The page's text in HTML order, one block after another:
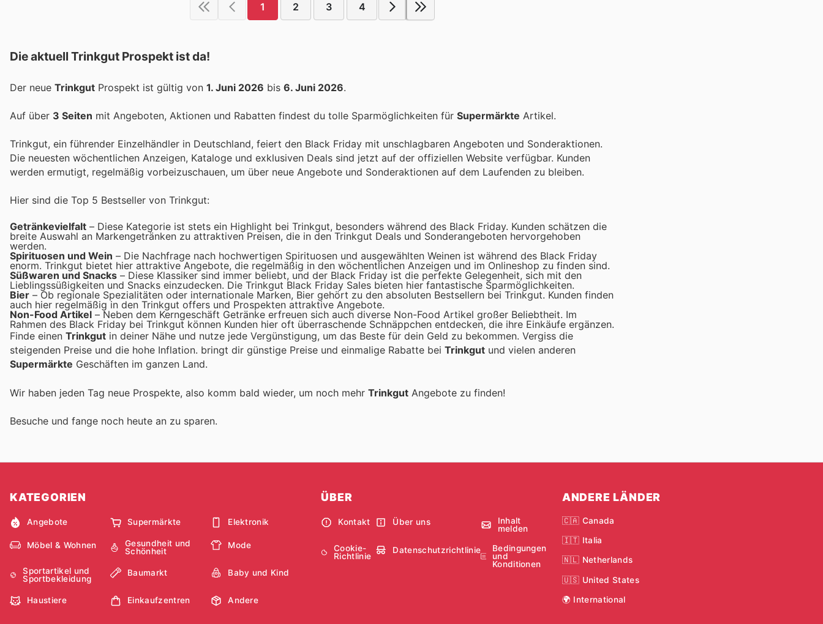
1 2 3 4
Die aktuell Trinkgut Prospekt ist da!
Der neue Trinkgut Prospekt ist gültig von 1. Juni 2026 bis 6. Juni 2026.
Auf über 3 Seiten mit Angeboten, Aktionen und Rabatten findest du tolle Sparmöglichkeiten für Supermärkte Artikel.
Trinkgut, ein führender Einzelhändler in Deutschland, feiert den Black Friday mit unschlagbaren Angeboten und Sonderaktionen.
Die neuesten wöchentlichen Anzeigen, Kataloge und exklusiven Deals sind jetzt auf der offiziellen Website verfügbar. Kunden
werden ermutigt, regelmäßig vorbeizuschauen, um über neue Angebote und Sonderaktionen auf dem Laufenden zu bleiben.
Hier sind die Top 5 Bestseller von Trinkgut:
Getränkevielfalt – Diese Kategorie ist stets ein Highlight bei Trinkgut, besonders während des Black Friday. Kunden schätzen die
breite Auswahl an Markengetränken zu attraktiven Preisen, die in den Trinkgut Deals und Sonderangeboten hervorgehoben
werden.
Spirituosen und Wein – Die Nachfrage nach hochwertigen Spirituosen und ausgewählten Weinen ist während des Black Friday
enorm. Trinkgut bietet hier attraktive Angebote, die regelmäßig in den wöchentlichen Anzeigen und im Onlineshop zu finden sind.
Süßwaren und Snacks – Diese Klassiker sind immer beliebt, und der Black Friday ist die perfekte Gelegenheit, sich mit den
Lieblingssüßigkeiten und Snacks einzudecken. Die Trinkgut Black Friday Sales bieten hier fantastische Sparmöglichkeiten.
Bier – Ob regionale Spezialitäten oder internationale Marken, Bier gehört zu den absoluten Bestsellern bei Trinkgut. Kunden finden
auch hier regelmäßig in den Trinkgut offers und Prospekten attraktive Angebote.
Non-Food Artikel – Neben dem Kerngeschäft Getränke erfreuen sich auch diverse Non-Food Artikel großer Beliebtheit. Im
Rahmen des Black Friday bei Trinkgut können Kunden hier oft überraschende Schnäppchen entdecken, die ihre Einkäufe ergänzen.
Finde einen Trinkgut in deiner Nähe und nutze jede Vergünstigung, um das Beste für dein Geld zu bekommen. Vergiss die
steigenden Preise und die hohe Inflation. bringt dir günstige Preise und einmalige Rabatte bei Trinkgut und vielen anderen
Supermärkte Geschäften im ganzen Land.
Wir haben jeden Tag neue Prospekte, also komm bald wieder, um noch mehr Trinkgut Angebote zu finden!
Besuche und fange noch heute an zu sparen.
KATEGORIEN
Angebote Supermärkte Elektronik
Möbel & Wohnen
Gesundheit und
Schönheit
Mode
Sportartikel und
Sportbekleidung
Baumarkt Baby und Kind
Haustiere Einkaufzentren Andere
ÜBER
Kontakt Über uns
Inhalt
melden
Cookie-
Richtlinie
Datenschutzrichtlinie
Bedingungen
und
Konditionen
ANDERE LÄNDER
🇨🇦 Canada
🇮🇹 Italia
🇳🇱 Netherlands
🇺🇸 United States
🌍 International